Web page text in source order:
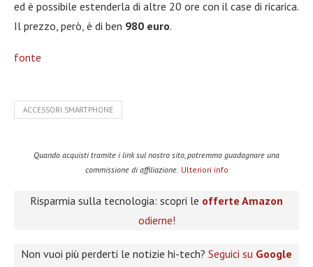
ed è possibile estenderla di altre 20 ore con il case di ricarica.
Il prezzo, però, è di ben 980 euro.
fonte
ACCESSORI SMARTPHONE
Quando acquisti tramite i link sul nostro sito, potremmo guadagnare una
commissione di affiliazione. Ulteriori info
Risparmia sulla tecnologia: scopri le offerte Amazon
odierne!
Non vuoi più perderti le notizie hi-tech? Seguici su Google